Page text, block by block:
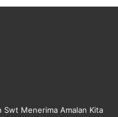
Swt Menerima Amalan Kita